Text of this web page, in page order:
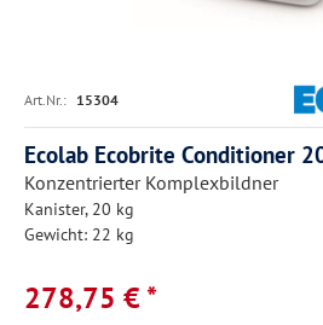
Art.Nr.: 15304
Ecolab Ecobrite Conditioner
Konzentrierter Komplexbildner
Kanister, 20 kg
Gewicht: 22 kg
278,75 € *